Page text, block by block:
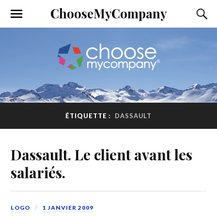
ChooseMyCompany
ÉTIQUETTE : DASSAULT
Dassault. Le client avant les
salariés.
LOGO 1 JANVIER 2009